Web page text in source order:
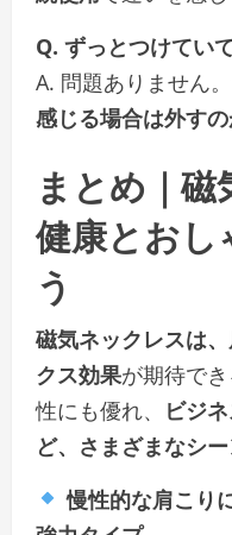
Q. ずっとつけてい
A. 問題ありません。
感じる場合は外す
まとめ｜
健康とおし
う
磁気ネックレスは
クス効果が期待で
性にも優れ、
ビジ
ど、さまざまなシ
慢性的な肩こり